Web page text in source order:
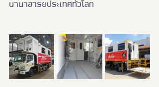
นานาอารยประเทศทั่วโลก